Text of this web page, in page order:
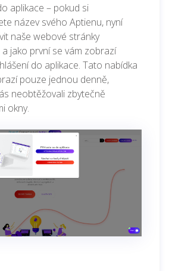
aplikace – pokud si
název svého Aptienu, nyní
naše webové stránky
jako první se vám zobrazí
do aplikace. Tato nabídka
pouze jednou denně,
neobtěžovali zbytečně
okny.